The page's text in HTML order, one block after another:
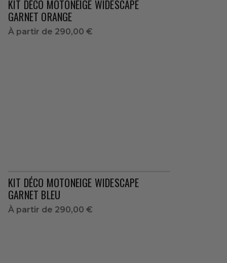
KIT DÉCO MOTONEIGE WIDESCAPE
GARNET ORANGE
À partir de 290,00 €
KIT DÉCO MOTONEIGE WIDESCAPE
GARNET BLEU
À partir de 290,00 €